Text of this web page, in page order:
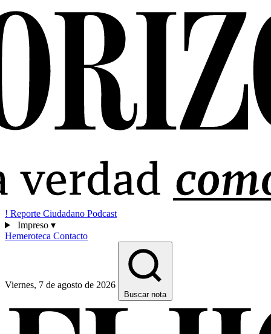
! Reporte Ciudadano Podcast
Impreso ▾
Hemeroteca Contacto
Viernes, 7 de agosto de 2026
Buscar nota